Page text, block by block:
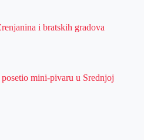
i bratskih gradova
mini-pivaru u Srednjoj